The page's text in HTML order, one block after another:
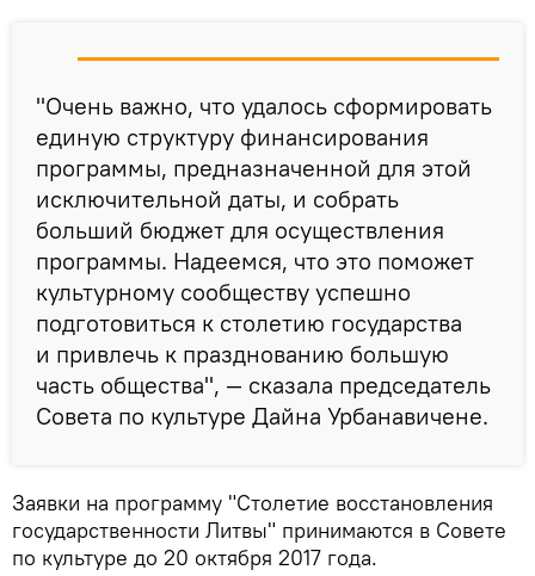
"Очень важно, что удалось сформировать
единую структуру финансирования
программы, предназначенной для этой
исключительной даты, и собрать
больший бюджет для осуществления
программы. Надеемся, что это поможет
культурному сообществу успешно
подготовиться к столетию государства
и привлечь к празднованию большую
часть общества", — сказала председатель
Совета по культуре Дайна Урбанавичене.
Заявки на программу "Столетие восстановления
государственности Литвы" принимаются в Совете
по культуре до 20 октября 2017 года.